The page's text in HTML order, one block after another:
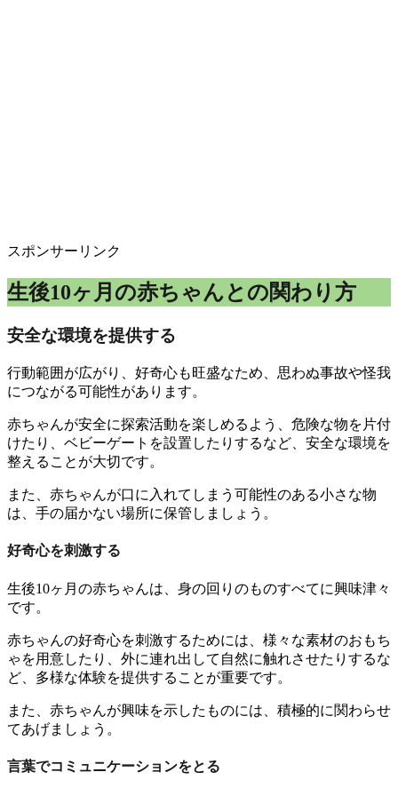
スポンサーリンク
生後10ヶ月の赤ちゃんとの関わり方
安全な環境を提供する
行動範囲が広がり、好奇心も旺盛なため、思わぬ事故や怪我
につながる可能性があります。
赤ちゃんが安全に探索活動を楽しめるよう、危険な物を片付
けたり、ベビーゲートを設置したりするなど、安全な環境を
整えることが大切です。
また、赤ちゃんが口に入れてしまう可能性のある小さな物
は、手の届かない場所に保管しましょう。
好奇心を刺激する
生後10ヶ月の赤ちゃんは、身の回りのものすべてに興味津々
です。
赤ちゃんの好奇心を刺激するためには、様々な素材のおもち
ゃを用意したり、外に連れ出して自然に触れさせたりするな
ど、多様な体験を提供することが重要です。
また、赤ちゃんが興味を示したものには、積極的に関わらせ
てあげましょう。
言葉でコミュニケーションをとる